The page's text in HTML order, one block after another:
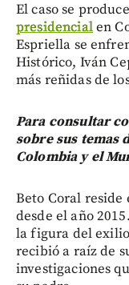
El caso se
presidencialen
Espriella se
Histórico, Iván
más reñidas de
Para consultar
sobre sus temas
Colombia y el
Beto Coral
desde el año
la figura del
recibió a raíz de
investigaciones